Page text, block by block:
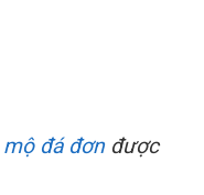
mộ đá đơnđược